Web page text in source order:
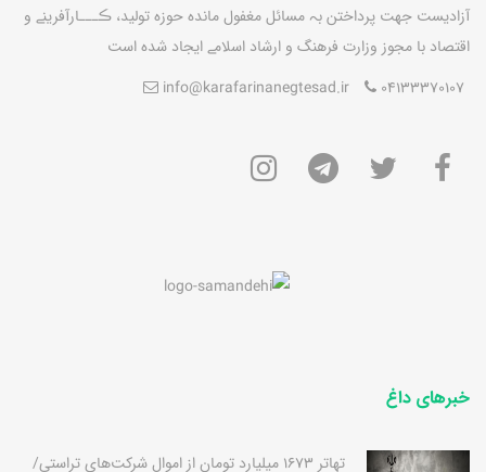
آزاديست جهت پرداختن بہ مسائل مغفول مانده حوزه توليد، ڪـــارآفرينے و
اقتصاد با مجوز وزارت فرهنگ و ارشاد اسلامے ايجاد شده است
04133370107
info@karafarinanegtesad.ir
خبرهای داغ
تهاتر 1673 میلیارد تومان از اموال شرکت‌های تراستی/